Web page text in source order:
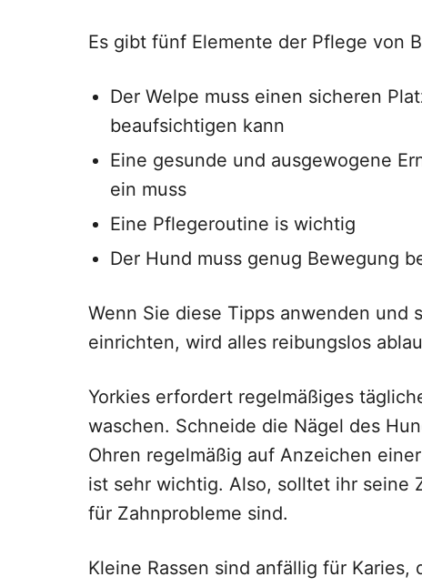
Es gibt fünf Elemente der Pflege von
Der Welpe muss einen sicheren
beaufsichtigen kann
Eine gesunde und ausgewogene
ein muss
Eine Pflegeroutine is wichtig
Der Hund muss genug Bewegung
Wenn Sie diese Tipps anwenden und
einrichten, wird alles reibungslos
Yorkies erfordert regelmäßiges
waschen. Schneide die Nägel des
Ohren regelmäßig auf Anzeichen
ist sehr wichtig. Also, solltet ihr seine
für Zahnprobleme sind.
Kleine Rassen sind anfällig für